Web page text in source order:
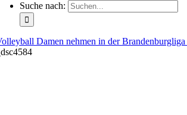
Suche nach:
Damen nehmen in der